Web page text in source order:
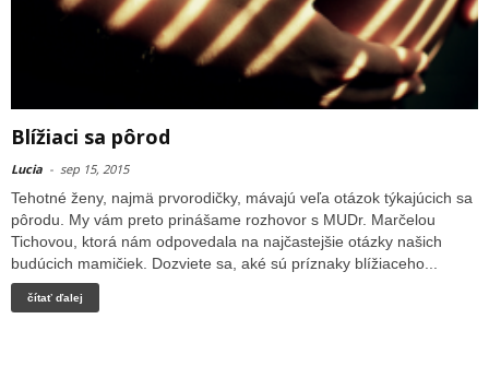
Blížiaci sa pôrod
Lucia - sep 15, 2015
Tehotné ženy, najmä prvorodičky, mávajú veľa otázok týkajúcich sa
pôrodu. My vám preto prinášame rozhovor s MUDr. Marčelou
Tichovou, ktorá nám odpovedala na najčastejšie otázky našich
budúcich mamičiek. Dozviete sa, aké sú príznaky blížiaceho...
čítať ďalej